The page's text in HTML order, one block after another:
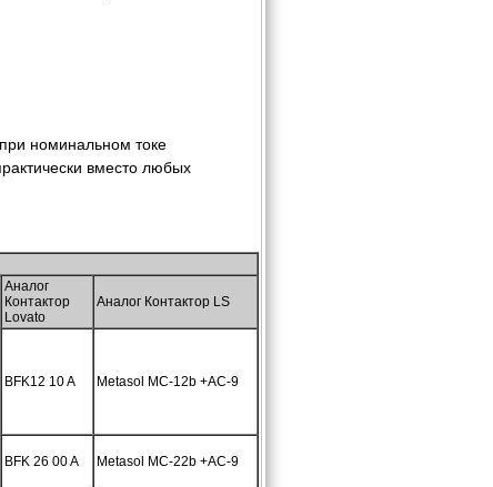
номинальном токе
вместо любых
Аналог
Контактор
Lovato
Аналог Контактор LS
BFK12 10 A
Metasol MC-12b +AC-9
BFK 26 00 A Metasol MC-22b +AC-9